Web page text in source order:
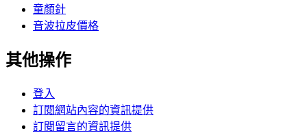
童顏針
音波拉皮價格
其他操作
登入
訂閱網站內容的資訊提供
訂閱留言的資訊提供